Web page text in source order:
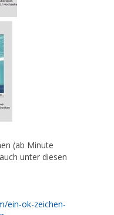
(ab Minute
unter diesen
ein-ok-zeichen-